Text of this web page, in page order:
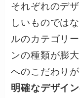
それぞれのデ
しいものでは
ルのカテゴリ
ンの種類が膨
へのこだわり
明確なデザイ